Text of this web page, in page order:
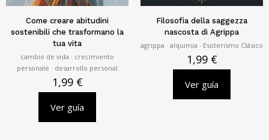
Come creare abitudini
sostenibili che trasformano la
tua vita
cambio de vida · crecimiento
personale · desarrollo personal
1,99 €
Ver guía
Filosofia della saggezza
nascosta di Agrippa
agrippa · alquimia · Esoterismo Clásico
1,99 €
Ver guía